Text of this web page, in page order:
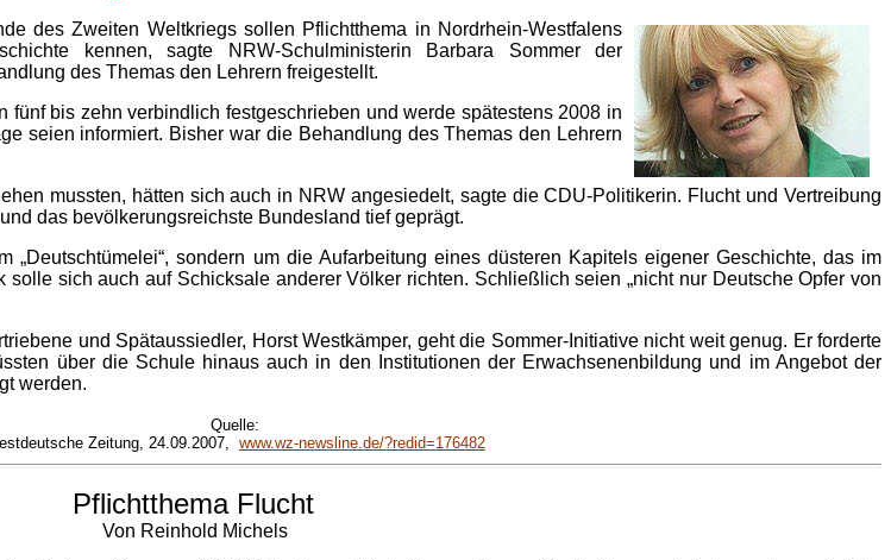
des Zweiten Weltkriegs sollen Pflichtthema in Nordrhein-Westfalens
kennen, sagte NRW-Schulministerin Barbara Sommer der
des Themas den Lehrern freigestellt.
bis zehn verbindlich festgeschrieben und werde spätestens 2008 in
seien informiert. Bisher war die Behandlung des Themas den Lehrern
mussten, hätten sich auch in NRW angesiedelt, sagte die CDU-Politikerin. Flucht und Vertreibung
das bevölkerungsreichste Bundesland tief geprägt.
„Deutschtümelei“, sondern um die Aufarbeitung eines düsteren Kapitels eigener Geschichte, das im
sich auch auf Schicksale anderer Völker richten. Schließlich seien „nicht nur Deutsche Opfer von
und Spätaussiedler, Horst Westkämper, geht die Sommer-Initiative nicht weit genug. Er forderte
über die Schule hinaus auch in den Institutionen der Erwachsenenbildung und im Angebot der
werden.
Quelle:
Zeitung, 24.09.2007, www.wz-newsline.de/?redid=176482
Pflichtthema Flucht
Von Reinhold Michels